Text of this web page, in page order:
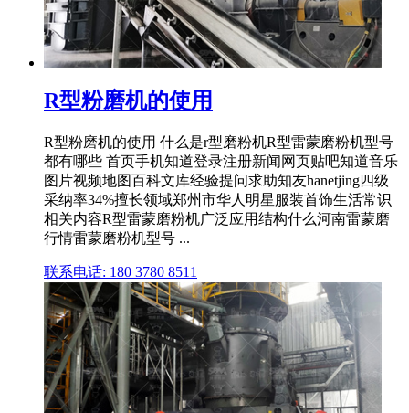
R型粉磨机的使用
R型粉磨机的使用 什么是r型磨粉机R型雷蒙磨粉机型号
都有哪些 首页手机知道登录注册新闻网页贴吧知道音乐
图片视频地图百科文库经验提问求助知友hanetjing四级
采纳率34%擅长领域郑州市华人明星服装首饰生活常识
相关内容R型雷蒙磨粉机广泛应用结构什么河南雷蒙磨
行情雷蒙磨粉机型号 ...
联系电话: 180 3780 8511